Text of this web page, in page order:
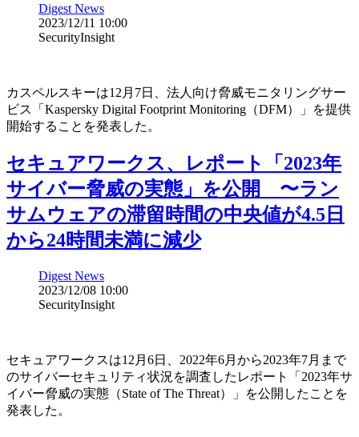
Digest News
2023/12/11 10:00
SecurityInsight
カスペルスキーは12月7日、法人向け脅威モニタリングサー
ビス「Kaspersky Digital Footprint Monitoring（DFM）」を提供
開始することを発表した。
セキュアワークス、レポート「2023年
サイバー脅威の実態」を公開 〜ラン
サムウェアの滞留時間の中央値が4.5日
から24時間未満に減少
Digest News
2023/12/08 10:00
SecurityInsight
セキュアワークスは12月6日、2022年6月から2023年7月まで
のサイバーセキュリティ状況を調査したレポート「2023年サ
イバー脅威の実態（State of The Threat）」を公開したことを
発表した。